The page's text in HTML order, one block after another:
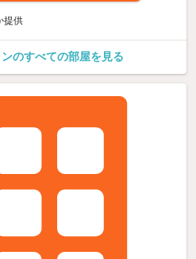
提供
のすべての部屋を見る